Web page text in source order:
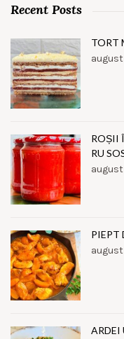
Recent Posts
TORT
ROȘII
RU
PIEPT
ARDEI